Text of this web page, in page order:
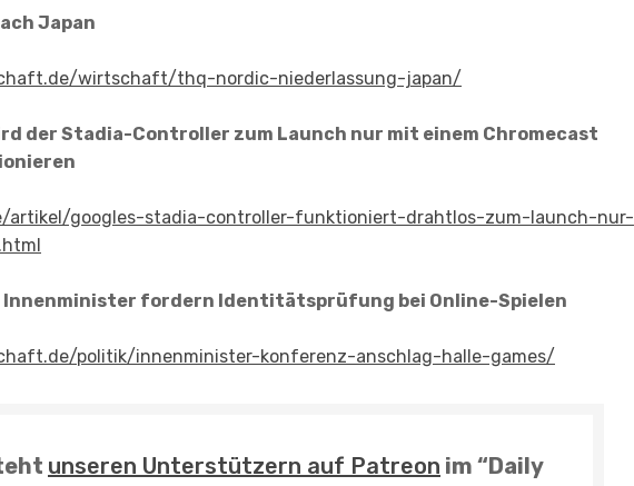
Japan
wirtschaft/thq-nordic-niederlassung-japan/
der Stadia-Controller zum Launch nur mit einem Chromecast
artikel/googles-stadia-controller-funktioniert-drahtlos-zum-launch-nur-
Innenminister fordern Identitätsprüfung bei Online-Spielen
politik/innenminister-konferenz-anschlag-halle-games/
unseren Unterstützern auf Patreon im “Daily